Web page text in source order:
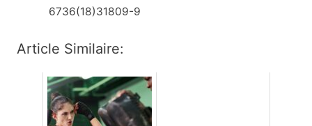
6736(18)31809-9
Article Similaire: